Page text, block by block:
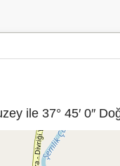
ile 37° 45′ 0″